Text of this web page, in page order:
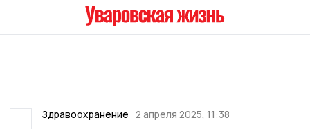
Здравоохранение 2 апреля 2025, 11:38